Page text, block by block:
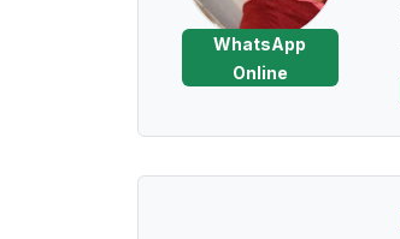
WhatsApp
Online